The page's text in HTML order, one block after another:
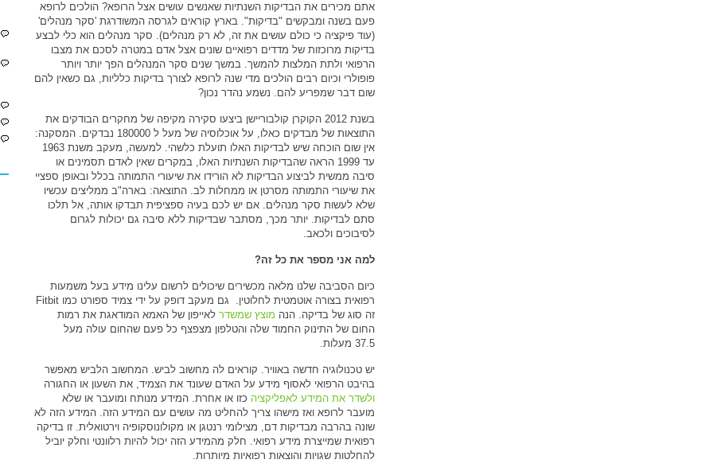
אתם מכירים את הבדיקות השנתיות שאנשים עושים אצל הרופא? הולכים לרופא
פעם בשנה ומבקשים "בדיקות". בארץ קוראים לגרסה המשודרגת 'סקר מנהלים'
(עוד פיקציה כי כולם עושים את זה, לא רק מנהלים). סקר מנהלים הוא כלי לבצע
בדיקות מרוכזות של מדדים רפואיים שונים אצל אדם במטרה לסכם את מצבו
הרפואי ולתת המלצות להמשך. במשך שנים סקר המנהלים הפך יותר ויותר
פופולרי וכיום רבים הולכים מדי שנה לרופא לצורך בדיקות כלליות, גם כשאין להם
שום דבר שמפריע להם. נשמע נהדר נכון?
בשנת 2012 הקוקרן קולבוריישן ביצעו סקירה מקיפה של מחקרים הבודקים את
התוצאות של מבדקים כאלו, על אוכלוסיה של מעל ל 180000 נבדקים. המסקנה:
אין שום הוכחה שיש לבדיקות האלו תועלת כלשהי. למעשה, מעקב משנת 1963
עד 1999 הראה שהבדיקות השנתיות האלו, במקרים שאין לאדם תסמינים או
סיבה ממשית לביצוע הבדיקות לא הורידו את שיעורי התמותה בכלל ובאופן ספציי
את שיעורי התמותה מסרטן או ממחלות לב. התוצאה: בארה"ב ממליצים עכשיו
שלא לעשות סקר מנהלים. אם יש לכם בעיה ספציפית תבדקו אותה, אל תלכו
סתם לבדיקות. יותר מכך, מסתבר שבדיקות ללא סיבה גם יכולות לגרום
לסיבוכים ולכאב.
למה אני מספר את כל זה?
כיום הסביבה שלנו מלאה מכשירים שיכולים לרשום עלינו מידע בעל משמעות
רפואית בצורה אוטמטית לחלוטין. גם מעקב דופק על ידי צמיד ספורט כמו Fitbit
זה סוג של בדיקה. הנה מוצץ שמשדר לאייפון של האמא המודאגת את רמות
החום של התינוק החמוד שלה והטלפון מצפצף כל פעם שהחום עולה מעל
37.5 מעלות.
יש טכנולוגיה חדשה באוויר. קוראים לה מחשוב לביש. המחשוב הלביש מאפשר
בהיבט הרפואי לאסוף מידע על האדם שעונד את הצמיד, את השעון או החגורה
ולשדר את המידע לאפליקציה כזו או אחרת. המידע מנותח ומועבר או שלא
מועבר לרופא ואז מישהו צריך להחליט מה עושים עם המידע הזה. המידע הזה לא
שונה בהרבה מבדיקות דם, מצילומי רנטגן או מקולונוסקופיה וירטואלית. זו בדיקה
רפואית שמייצרת מידע רפואי. חלק מהמידע הזה יכול להיות רלוונטי וחלק יוביל
להחלטות שגויות והוצאות רפואיות מיותרות.